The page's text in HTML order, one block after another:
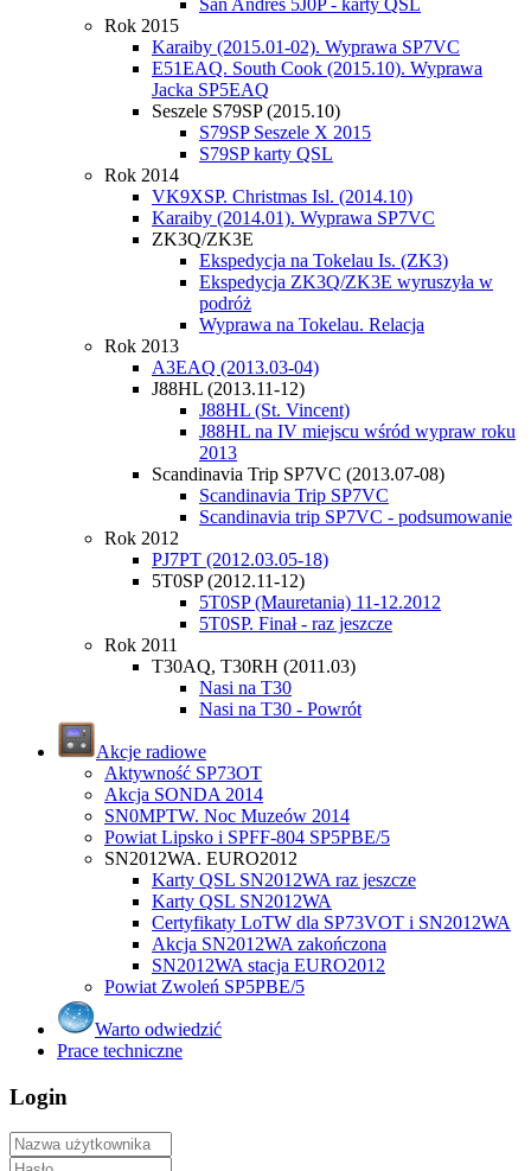
Rok 2015
Karaiby (2015.01-02). Wyprawa SP7VC
E51EAQ. South Cook (2015.10). Wyprawa
Jacka SP5EAQ
Seszele S79SP (2015.10)
S79SP Seszele X 2015
S79SP karty QSL
Rok 2014
VK9XSP. Christmas Isl. (2014.10)
Karaiby (2014.01). Wyprawa SP7VC
ZK3Q/ZK3E
Ekspedycja na Tokelau Is. (ZK3)
Ekspedycja ZK3Q/ZK3E wyruszyła w
podróż
Wyprawa na Tokelau. Relacja
Rok 2013
A3EAQ (2013.03-04)
J88HL (2013.11-12)
J88HL (St. Vincent)
J88HL na IV miejscu wśród wypraw roku
2013
Scandinavia Trip SP7VC (2013.07-08)
Scandinavia Trip SP7VC
Scandinavia trip SP7VC - podsumowanie
Rok 2012
PJ7PT (2012.03.05-18)
5T0SP (2012.11-12)
5T0SP (Mauretania) 11-12.2012
5T0SP. Finał - raz jeszcze
Rok 2011
T30AQ, T30RH (2011.03)
Nasi na T30
Nasi na T30 - Powrót
Akcje radiowe
Aktywność SP73OT
Akcja SONDA 2014
SN0MPTW. Noc Muzeów 2014
Powiat Lipsko i SPFF-804 SP5PBE/5
SN2012WA. EURO2012
Karty QSL SN2012WA raz jeszcze
Karty QSL SN2012WA
Certyfikaty LoTW dla SP73VOT i SN2012WA
Akcja SN2012WA zakończona
SN2012WA stacja EURO2012
Powiat Zwoleń SP5PBE/5
Warto odwiedzić
Prace techniczne
Login